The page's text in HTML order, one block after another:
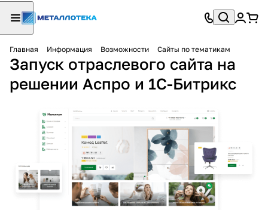
Главная Информация Возможности Сайты по тематикам
Запуск отраслевого сайта на
решении Аспро и 1С-Битрикс